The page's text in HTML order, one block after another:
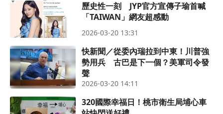
歷史性一刻 JYP官方宣傳子瑜首喊
「TAIWAN」網友超感動
2026-03-20 13:31
快新聞／從委內瑞拉到中東！川普強
勢用兵 古巴是下一個？美軍司令發
聲
2026-03-20 14:11
320國際幸福日！桃市衛生局埔心車